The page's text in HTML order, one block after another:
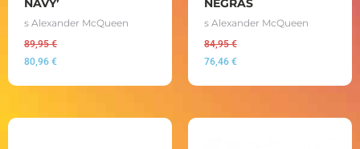
NAVY’
s Alexander McQueen
89,95€
80,96 €
NEGRAS
s Alexander McQueen
84,95€
76,46 €